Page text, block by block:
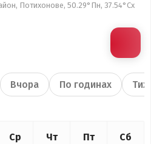
Потихонове, 50.29°Пн, 37.54°Сх
Вчора По годинах
Ср Чт Пт Сб